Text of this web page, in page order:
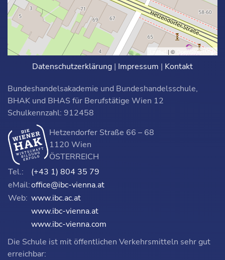
Leaflet | © OpenStreetMap
Datenschutzerklärung | Impressum | Kontakt
Bundeshandelsakademie und Bundeshandelsschule,
BHAK und BHAS für Berufstätige Wien 12
Schulkennzahl: 912458
Hetzendorfer Straße 66 – 68
1120 Wien
ÖSTERREICH
Tel.:
(+43 1) 804 35 79
eMail:office@ibc-vienna.at
Web: www.ibc.ac.at
www.ibc-vienna.at
www.ibc-vienna.com
Die Schule ist mit öffentlichen Verkehrsmitteln sehr gut
erreichbar: